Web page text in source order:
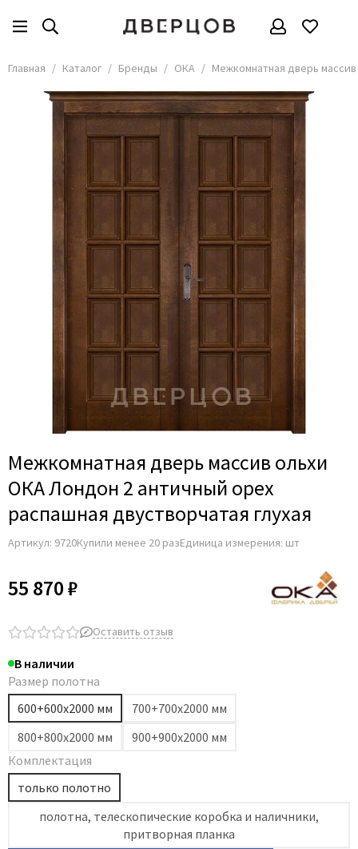
Бренды
Все товары
АКМА
Владимирские двери
Дверцов
Дворецкий
Мариам
Покрова
Сити Дорс
Текона
Ульяновские
Шейл Дорс
Adden Bau
Aldeghi Luigi
Archie
Armadillo
Aurum Doors
Bravo
Comaglio
Comit
Covali
Dircode
Eclisse
El Porta
Fantom
Главная Каталог Бренды ОКА Межкомнатная дверь
Межкомнатная дверь массив ольхи
ОКА Лондон 2 античный орех
распашная двустворчатая глухая
Артикул: 9720Купили менее 20 разЕдиница измерения: шт
55 870 ₽
Оставить отзыв
В наличии
Размер полотна
600+600х2000 мм
700+700х2000 мм
800+800х2000 мм
900+900х2000 мм
Комплектация
только полотно
полотна, телескопические коробка и наличники,
притворная планка